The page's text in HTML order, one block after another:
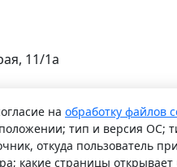
11/1а
на обработку файлов
тип и версия ОС;
откуда пользователь
какие страницы открывает